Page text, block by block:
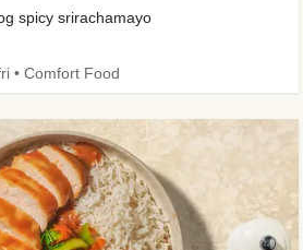
spicy srirachamayo
• Comfort Food